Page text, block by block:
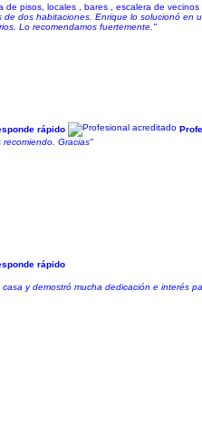
de pisos, locales , bares , escalera de vecinos
dos habitaciones. Enrique lo solucionó
Lo recomendamos fuertemente."
rápido
recomiendo. Gracias"
rápido
y demostró mucha dedicación e interés